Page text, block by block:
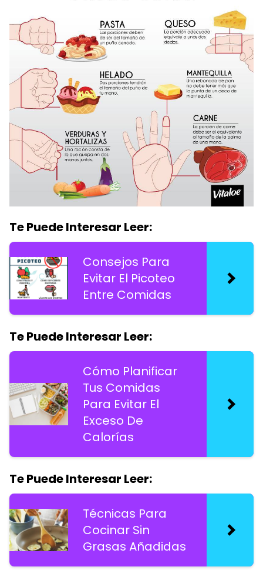
Te Puede Interesar Leer:
Consejos Para
Evitar El Picoteo
Entre Comidas
Te Puede Interesar Leer:
Cómo Planificar
Tus Comidas
Para Evitar El
Exceso De
Calorías
Te Puede Interesar Leer:
Técnicas Para
Cocinar Sin
Grasas Añadidas